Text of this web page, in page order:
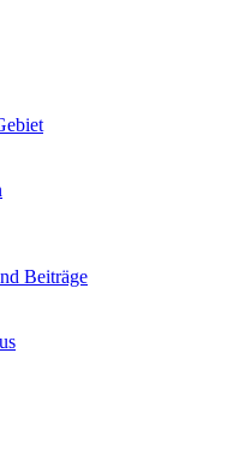
Beiträge